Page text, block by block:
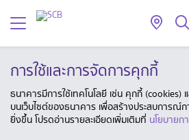
การใช้และการจัดการคุกกี้
ธนาคารมีการใช้เทคโนโลยี เช่น คุกกี้ (cookies)
บนเว็บไซต์ของธนาคาร เพื่อสร้างประสบการณ์ก
ยิ่งขึ้น โปรดอ่านรายละเอียดเพิ่มเติมที่ นโยบายก